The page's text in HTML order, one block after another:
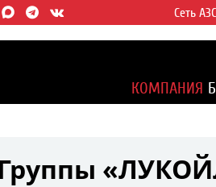
вертикально
компаний в
приходится более 2%
и около 1% доказанных
Сеть АЗС
КОМПАНИЯ